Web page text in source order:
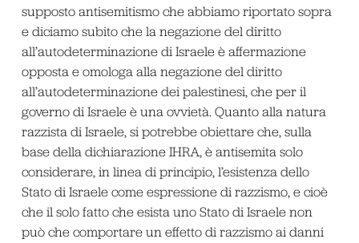
supposto antisemitismo che abbiamo riportato sopra
e diciamo subito che la negazione del diritto
all’autodeterminazione di Israele è affermazione
opposta e omologa alla negazione del diritto
all’autodeterminazione dei palestinesi, che per il
governo di Israele è una ovvietà. Quanto alla natura
razzista di Israele, si potrebbe obiettare che, sulla
base della dichiarazione IHRA, è antisemita solo
considerare, in linea di principio, l’esistenza dello
Stato di Israele come espressione di razzismo, e cioè
che il solo fatto che esista uno Stato di Israele non
può che comportare un effetto di razzismo ai danni